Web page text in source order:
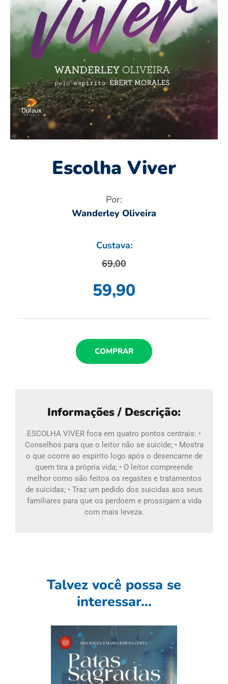
Escolha Viver
Por:
Wanderley Oliveira
Custava:
69,00
59,90
COMPRAR
Informações / Descrição:
ESCOLHA VIVER foca em quatro pontos centrais: •
Conselhos para que o leitor não se suicide; • Mostra
o que ocorre ao espírito logo após o desencarne de
quem tira a própria vida; • O leitor compreende
melhor como são feitos os regastes e tratamentos
de suicidas; • Traz um pedido dos suicidas aos seus
familiares para que os perdoem e prossigam a vida
com mais leveza.
Talvez você possa se
interessar...